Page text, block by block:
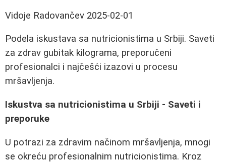
Vidoje Radovančev 2025-02-01
Podela iskustava sa nutricionistima u Srbiji. Saveti
za zdrav gubitak kilograma, preporučeni
profesionalci i najčešći izazovi u procesu
mršavljenja.
Iskustva sa nutricionistima u Srbiji - Saveti i
preporuke
U potrazi za zdravim načinom mršavljenja, mnogi
se okreću profesionalnim nutricionistima. Kroz